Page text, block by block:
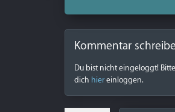
Kommentar
Du bist nicht eingeloggt!
dich hiereinloggen.